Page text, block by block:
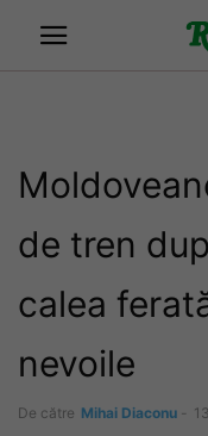
de tren
calea
nevoile
De către Mihai Diaconu -